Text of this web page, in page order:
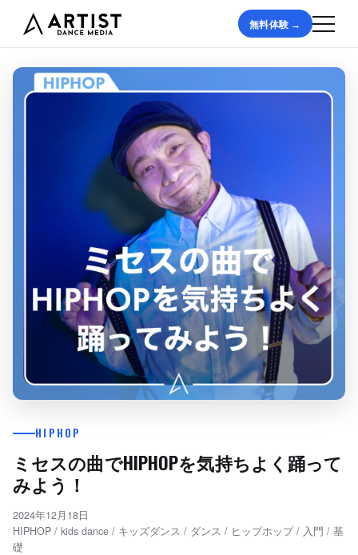
無料体験 →
HIPHOP
ミセスの曲でHIPHOPを気持ちよく踊って
みよう！
2024年12月18日
HIPHOP / kids dance / キッズダンス / ダンス / ヒップホップ/ 入門 / 基
礎